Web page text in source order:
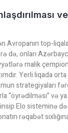
Avropanın top-
də, onları
malik
Yerli liqada
strategiyaları
“öyrədilməsi” və
Elo sisteminə də
rəqabət